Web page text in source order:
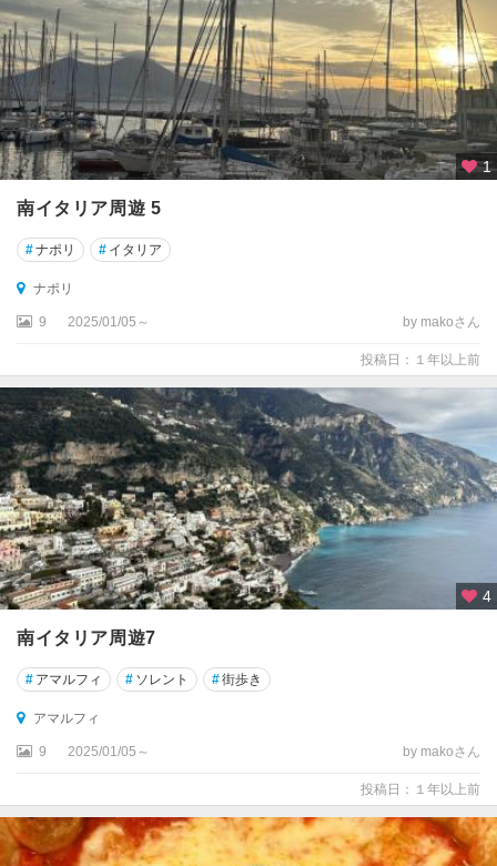
チ
ェ
フ
ァ
ル
チ
ビ
タ
チ
タ
ベ
ア
チ
ン
ク
エ
・
テ
ッ
レ
テ
ィ
ボ
リ
デ
ン
ツ
ァ
1
南イタリア周遊 5
#ナポリ # イタリア
ナポリ
9 2025/01/05～ by makoさん
投稿日：１年以上前
4
南イタリア周遊7
# アマルフィ # ソレント #街歩き
アマルフィ
9 2025/01/05～ by makoさん
投稿日：１年以上前